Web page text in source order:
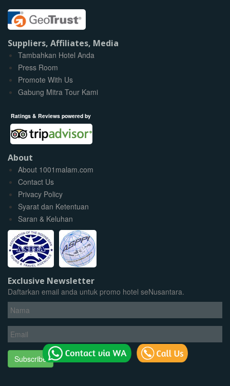
Suppliers, Affiliates, Media
Tambahkan Hotel Anda
Press Room
Promote With Us
Gabung Mitra Tour Kami
Ratings & Reviews powered by
About
About 1001malam.com
Contact Us
Privacy Policy
Syarat dan Ketentuan
Saran & Keluhan
Exclusive Newsletter
Daftarkan email anda untuk promo hotel seNusantara.